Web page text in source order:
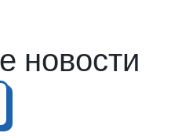
новости